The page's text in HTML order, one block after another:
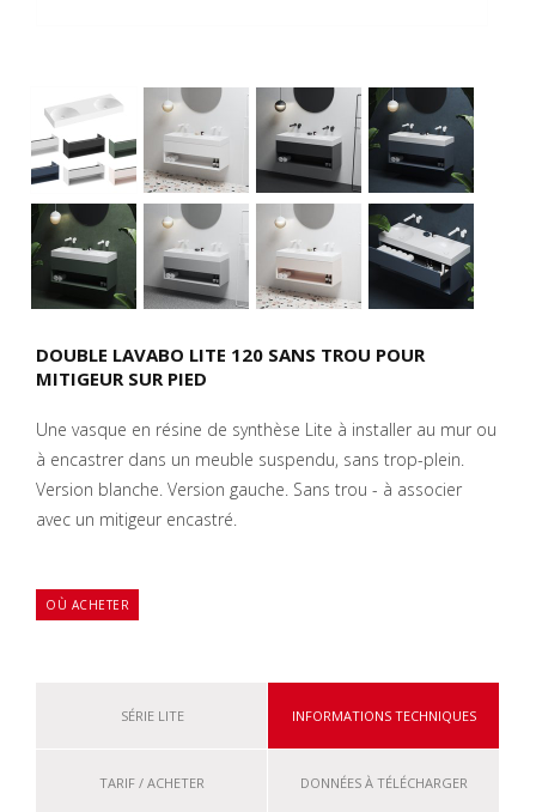
DOUBLE LAVABO LITE 120 SANS TROU POUR
MITIGEUR SUR PIED
Une vasque en résine de synthèse Lite à installer au mur ou
à encastrer dans un meuble suspendu, sans trop-plein.
Version blanche. Version gauche. Sans trou - à associer
avec un mitigeur encastré.
OÙ ACHETER
SÉRIE LITE INFORMATIONS TECHNIQUES
TARIF / ACHETER DONNÉES À TÉLÉCHARGER